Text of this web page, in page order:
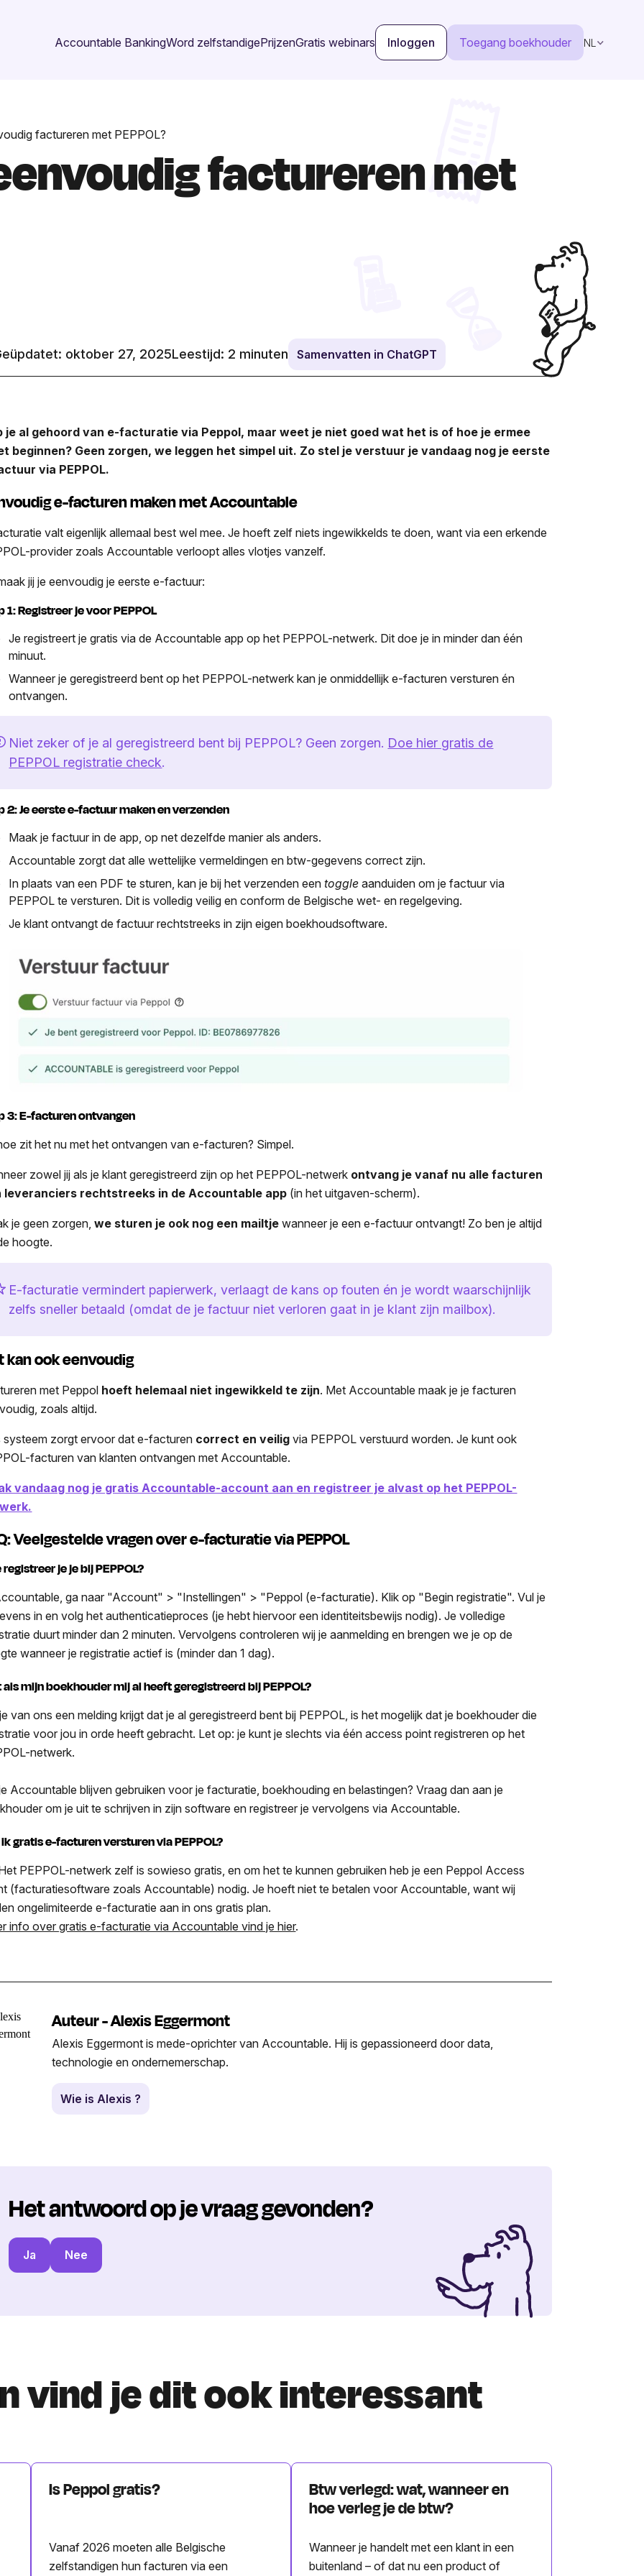
Accountable BankingWord zelfstandigePrijzenGratis webinars Inloggen Toegang boekhouder NL
factureren met PEPPOL?
factureren met
oktober 27, 2025Leestijd: 2 minuten Samenvatten in ChatGPT
je al gehoord van e-facturatie via Peppol, maar weet je niet goed wat het is of hoe je ermee
beginnen? Geen zorgen, we leggen het simpel uit. Zo stel je verstuur je vandaag nog je eerste
via PEPPOL.
e-facturen maken met Accountable
valt eigenlijk allemaal best wel mee. Je hoeft zelf niets ingewikkelds te doen, want via een erkende
provider zoals Accountable verloopt alles vlotjes vanzelf.
jij je eenvoudig je eerste e-factuur:
1: Registreer je voor PEPPOL
Je registreert je gratis via de Accountable app op het PEPPOL-netwerk. Dit doe je in minder dan één
minuut.
Wanneer je geregistreerd bent op het PEPPOL-netwerk kan je onmiddellijk e-facturen versturen én
ontvangen.
Niet zeker of je al geregistreerd bent bij PEPPOL? Geen zorgen. Doe hier gratis de
PEPPOL registratie check.
2: Je eerste e-factuur maken en verzenden
Maak je factuur in de app, op net dezelfde manier als anders.
Accountable zorgt dat alle wettelijke vermeldingen en btw-gegevens correct zijn.
In plaats van een PDF te sturen, kan je bij het verzenden eentoggle aanduiden om je factuur via
PEPPOL te versturen. Dit is volledig veilig en conform de Belgische wet- en regelgeving.
Je klant ontvangt de factuur rechtstreeks in zijn eigen boekhoudsoftware.
3: E-facturen ontvangen
zit het nu met het ontvangen van e-facturen? Simpel.
zowel jij als je klant geregistreerd zijn op het PEPPOL-netwerk ontvang je vanaf nu alle facturen
leveranciers rechtstreeks in de Accountable app (in het uitgaven-scherm).
je geen zorgen,we sturen je ook nog een mailtje wanneer je een e-factuur ontvangt! Zo ben je altijd
hoogte.
E-facturatie vermindert papierwerk, verlaagt de kans op fouten én je wordt waarschijnlijk
zelfs sneller betaald (omdat de je factuur niet verloren gaat in je klant zijn mailbox).
kan ook eenvoudig
met Peppol hoeft helemaal niet ingewikkeld te zijn. Met Accountable maak je je facturen
zoals altijd.
systeem zorgt ervoor dat e-facturen correct en veiligvia PEPPOL verstuurd worden. Je kunt ook
facturen van klanten ontvangen met Accountable.
vandaag nog je gratis Accountable-account aan en registreer je alvast op het PEPPOL-
Veelgestelde vragen over e-facturatie via PEPPOL
registreer je je bij PEPPOL?
ga naar "Account" > "Instellingen" > "Peppol (e-facturatie). Klik op "Begin registratie". Vul je
in en volg het authenticatieproces (je hebt hiervoor een identiteitsbewijs nodig). Je volledige
duurt minder dan 2 minuten. Vervolgens controleren wij je aanmelding en brengen we je op de
wanneer je registratie actief is (minder dan 1 dag).
als mijn boekhouder mij al heeft geregistreerd bij PEPPOL?
van ons een melding krijgt dat je al geregistreerd bent bij PEPPOL, is het mogelijk dat je boekhouder die
voor jou in orde heeft gebracht. Let op: je kunt je slechts via één access point registreren op het
netwerk.
Accountable blijven gebruiken voor je facturatie, boekhouding en belastingen? Vraag dan aan je
om je uit te schrijven in zijn software en registreer je vervolgens via Accountable.
ik gratis e-facturen versturen via PEPPOL?
PEPPOL-netwerk zelf is sowieso gratis, en om het te kunnen gebruiken heb je een Peppol Access
(facturatiesoftware zoals Accountable) nodig. Je hoeft niet te betalen voor Accountable, want wij
ongelimiteerde e-facturatie aan in ons gratis plan.
info over gratis e-facturatie via Accountable vind je hier.
Auteur - Alexis Eggermont
Alexis Eggermont is mede-oprichter van Accountable. Hij is gepassioneerd door data,
technologie en ondernemerschap.
Wie is Alexis ?
Het antwoord op je vraag gevonden?
Ja Nee
vind je dit ook interessant
Is Peppol gratis?
Vanaf 2026 moeten alle Belgische
zelfstandigen hun facturen via een
Btw verlegd: wat, wanneer en
hoe verleg je de btw?
Wanneer je handelt met een klant in een
buitenland – of dat nu een product of